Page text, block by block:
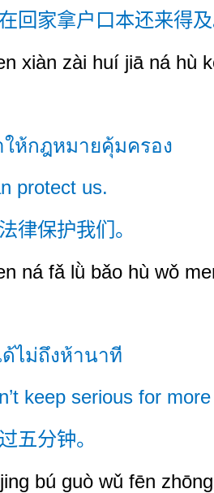
回家拿户口本还来得
xiàn zài huí jiā ná hù
ให้กฎหมายคุ้มครอง
protect us.
律保护我们。
ná fǎ lǜ bǎo hù wǒ
ด้ไม่ถึงห้านาที
keep serious for
五分钟。
bú guò wǔ fēn